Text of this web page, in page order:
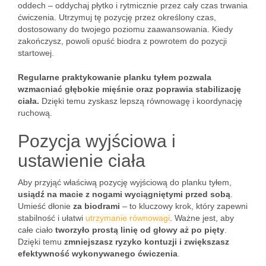
oddech – oddychaj płytko i rytmicznie przez cały czas trwania
ćwiczenia. Utrzymuj tę pozycję przez określony czas,
dostosowany do twojego poziomu zaawansowania. Kiedy
zakończysz, powoli opuść biodra z powrotem do pozycji
startowej.
Regularne praktykowanie planku tyłem pozwala
wzmacniać głębokie mięśnie oraz poprawia stabilizację
ciała. Dzięki temu zyskasz lepszą równowagę i koordynację
ruchową.
Pozycja wyjściowa i
ustawienie ciała
Aby przyjąć właściwą pozycję wyjściową do planku tyłem,
usiądź na macie z nogami wyciągniętymi przed sobą
Umieść dłonie za biodrami – to kluczowy krok, który zapewni
stabilność i ułatwi utrzymanie równowagi . Ważne jest, aby
całe ciało tworzyło prostą linię od głowy aż po pięty
Dzięki temu zmniejszasz ryzyko kontuzji i zwiększasz
efektywność wykonywanego ćwiczenia